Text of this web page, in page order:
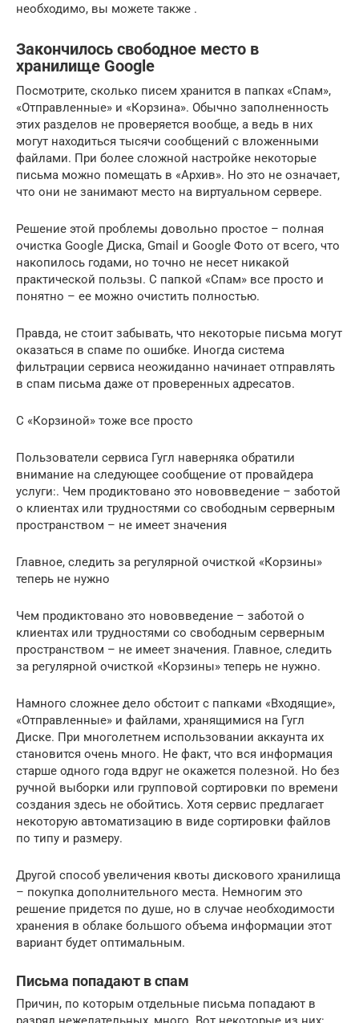
необходимо, вы можете также .
Закончилось свободное место в
хранилище Google
Посмотрите, сколько писем хранится в папках «Спам»,
«Отправленные» и «Корзина». Обычно заполненность
этих разделов не проверяется вообще, а ведь в них
могут находиться тысячи сообщений с вложенными
файлами. При более сложной настройке некоторые
письма можно помещать в «Архив». Но это не означает,
что они не занимают место на виртуальном сервере.
Решение этой проблемы довольно простое – полная
очистка Google Диска, Gmail и Google Фото от всего, что
накопилось годами, но точно не несет никакой
практической пользы. С папкой «Спам» все просто и
понятно – ее можно очистить полностью.
Правда, не стоит забывать, что некоторые письма могут
оказаться в спаме по ошибке. Иногда система
фильтрации сервиса неожиданно начинает отправлять
в спам письма даже от проверенных адресатов.
С «Корзиной» тоже все просто
Пользователи сервиса Гугл наверняка обратили
внимание на следующее сообщение от провайдера
услуги:. Чем продиктовано это нововведение – заботой
о клиентах или трудностями со свободным серверным
пространством – не имеет значения
Главное, следить за регулярной очисткой «Корзины»
теперь не нужно
Чем продиктовано это нововведение – заботой о
клиентах или трудностями со свободным серверным
пространством – не имеет значения. Главное, следить
за регулярной очисткой «Корзины» теперь не нужно.
Намного сложнее дело обстоит с папками «Входящие»,
«Отправленные» и файлами, хранящимися на Гугл
Диске. При многолетнем использовании аккаунта их
становится очень много. Не факт, что вся информация
старше одного года вдруг не окажется полезной. Но без
ручной выборки или групповой сортировки по времени
создания здесь не обойтись. Хотя сервис предлагает
некоторую автоматизацию в виде сортировки файлов
по типу и размеру.
Другой способ увеличения квоты дискового хранилища
– покупка дополнительного места. Немногим это
решение придется по душе, но в случае необходимости
хранения в облаке большого объема информации этот
вариант будет оптимальным.
Письма попадают в спам
Причин, по которым отдельные письма попадают в